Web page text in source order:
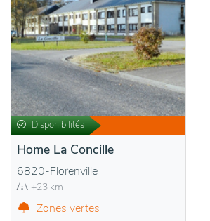
Disponibilités
Home La Concille
6820-Florenville
+23 km
Zones vertes